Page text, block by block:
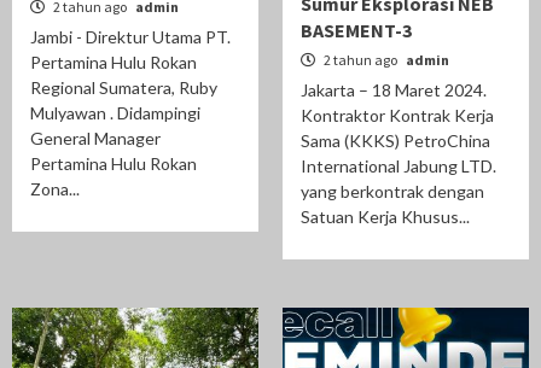
2 tahun ago admin
Jambi - Direktur Utama PT.
Pertamina Hulu Rokan
Regional Sumatera, Ruby
Mulyawan . Didampingi
General Manager
Pertamina Hulu Rokan
Zona...
BASEMENT-3
2 tahun ago admin
Jakarta – 18 Maret 2024.
Kontraktor Kontrak Kerja
Sama (KKKS) PetroChina
International Jabung LTD.
yang berkontrak dengan
Satuan Kerja Khusus...